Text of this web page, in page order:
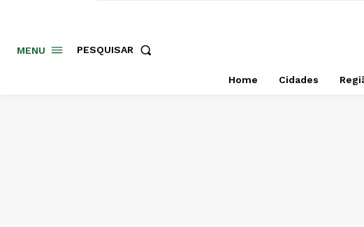
MENU PESQUISAR
Home Cidades